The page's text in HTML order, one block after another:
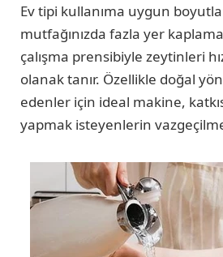
Ev tipi kullanıma uygun
mutfağınızda fazla yer
çalışma prensibiyle zeytinleri
olanak tanır. Özellikle doğal
edenler için ideal makine,
yapmak isteyenlerin